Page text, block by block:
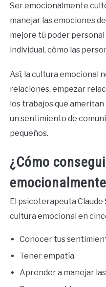
Ser emocionalmente
manejar las emociones
mejore tú poder personal
individual, cómo las
Así, la cultura emocional
relaciones, empezar
los trabajos que ameritan
un sentimiento de
pequeños.
¿Cómo
El psicoterapeuta
cultura emocional en
Conocer tus
Tener empatía.
Aprender a manejar